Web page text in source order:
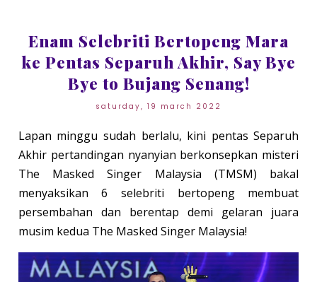
Enam Selebriti Bertopeng Mara
ke Pentas Separuh Akhir, Say Bye
Bye to Bujang Senang!
saturday, 19 march 2022
Lapan minggu sudah berlalu, kini pentas Separuh
Akhir pertandingan nyanyian berkonsepkan misteri
The Masked Singer Malaysia (TMSM) bakal
menyaksikan 6 selebriti bertopeng membuat
persembahan dan berentap demi gelaran juara
musim kedua The Masked Singer Malaysia!